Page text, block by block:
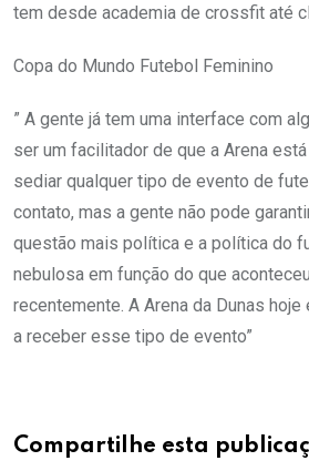
tem desde academia de crossfit até
Copa do Mundo Futebol Feminino
” A gente já tem uma interface com
ser um facilitador de que a Arena
sediar qualquer tipo de evento de
contato, mas a gente não pode
questão mais política e a política do
nebulosa em função do que
recentemente. A Arena da Dunas
a receber esse tipo de evento”
Compartilhe esta